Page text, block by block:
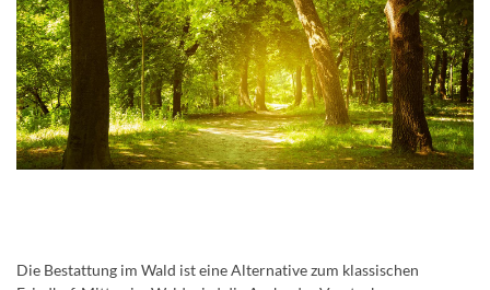
Die Bestattung im Wald ist eine Alternative zum klassischen